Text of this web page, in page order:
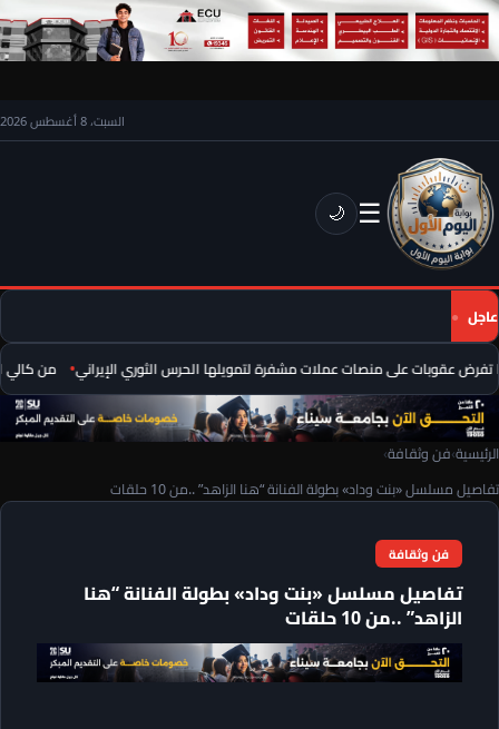
السبت، 8 أغسطس 2026
☰
🌙
عاجل
عقوبات على منصات عملات مشفرة لتمويلها الحرس الثوري الإيراني من كالي
الرئيسية›فن وثقافة›
تفاصيل مسلسل «بنت وداد» بطولة الفنانة “هنا الزاهد” ..من 10 حلقات
فن وثقافة
تفاصيل مسلسل «بنت وداد» بطولة الفنانة “هنا
الزاهد” ..من 10 حلقات